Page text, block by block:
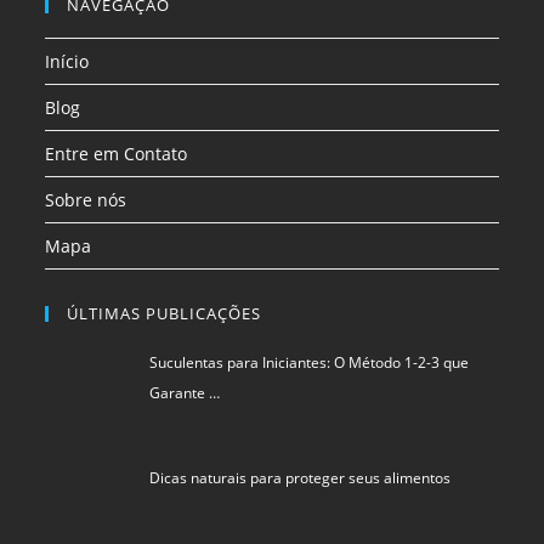
aba
aba
nova
aba
aba
aba
NAVEGAÇÃO
Início
Blog
Entre em Contato
Sobre nós
Mapa
ÚLTIMAS PUBLICAÇÕES
Suculentas para Iniciantes: O Método 1-2-3 que
Garante …
Dicas naturais para proteger seus alimentos